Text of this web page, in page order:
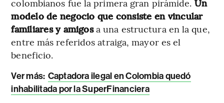
colombianos fue la primera gran pirámide. Un
modelo de negocio que consiste en vincular
familiares y amigosa una estructura en la que,
entre más referidos atraiga, mayor es el
beneficio.
Ver más: Captadora ilegal en Colombia quedó
inhabilitada por la SuperFinanciera